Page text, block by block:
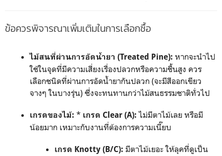
ข้อควรพิจารณาเพิ่มเติมในการเลือกซื้อ
ไม้สนที่ผ่านการอัดน้ำยา (Treated Pine): หากจะนำไป
ใช้ในจุดที่มีความเสี่ยงเรื่องปลวกหรือความชื้นสูง ควร
เลือกชนิดที่ผ่านการอัดน้ำยากันปลวก (จะมีสีออกเขียว
จางๆ ในบางรุ่น) ซึ่งจะทนทานกว่าไม้สนธรรมชาติทั่วไป
เกรดของไม้: * เกรด Clear (A): ไม่มีตาไม้เลย หรือมี
น้อยมาก เหมาะกับงานที่ต้องการความเนี๊ยบ
เกรด Knotty (B/C): มีตาไม้เยอะ ให้ลุคที่ดูเป็น